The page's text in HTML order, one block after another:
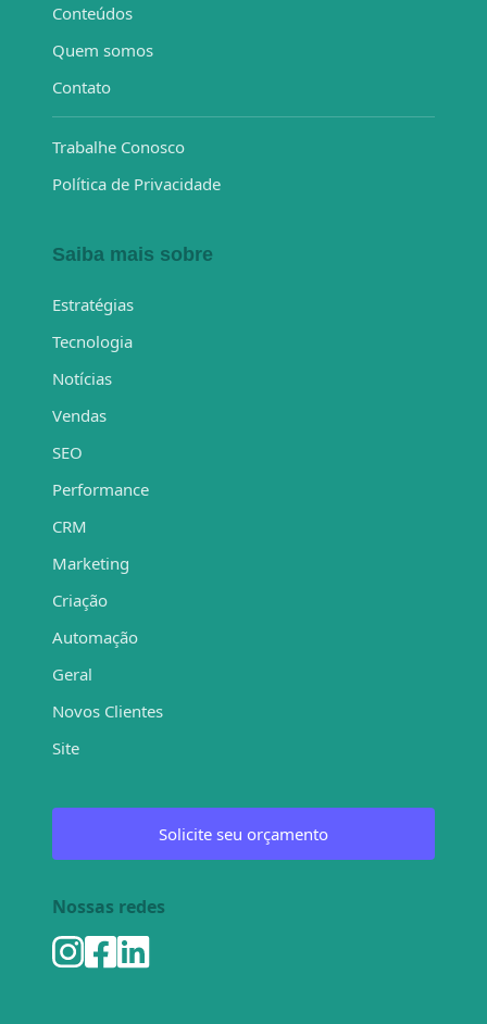
Conteúdos
Quem somos
Contato
Trabalhe Conosco
Política de Privacidade
Saiba mais sobre
Estratégias
Tecnologia
Notícias
Vendas
SEO
Performance
CRM
Marketing
Criação
Automação
Geral
Novos Clientes
Site
Solicite seu orçamento
Nossas redes